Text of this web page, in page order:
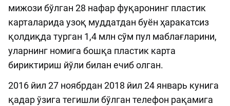
мижози бўлган 28 нафар фуқаронинг пластик
карталарида узоқ муддатдан буён ҳаракатсиз
қолдиқда турган 1,4 млн сўм пул маблағларини,
уларнинг номига бошқа пластик карта
бириктириш йўли билан ечиб олган.
2016 йил 27 ноябрдан 2018 йил 24 январь кунига
қадар ўзига тегишли бўлган телефон рақамига